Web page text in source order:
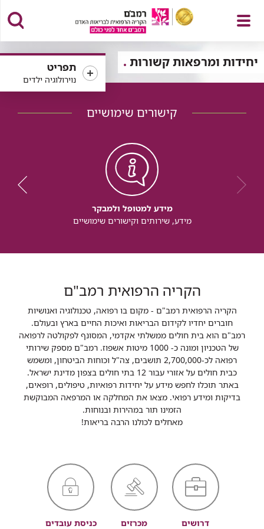
פתח
תפריט
תפריט
נוירולוגיה ילדים
יחידות ומרפאות קשורות
קישורים שימושיים
מידע למטופל ולמבקר
מידע, שירותים וקישורים שימושיים
הקריה הרפואית רמב"ם
הקריה הרפואית רמב"ם - מקום בו רפואה, טכנולוגיה ואנושיות
חוברים יחדיו לקידום הבריאות ואיכות החיים בארץ ובעולם.
רמב"ם הוא בית חולים ממשלתי אקדמי, המסונף לפקולטה לרפואה
של הטכניון ומונה כ- 1000 מיטות אשפוז. רמב"ם מספק שירותי
רפואה לכ-2,700,000 תושבים, צה"ל וכוחות הביטחון, ומשמש
כבית חולים על אזורי עבור 12 בתי חולים בצפון מדינת ישראל.
באתר תוכלו לחפש מידע על יחידות רפואיות, טיפולים, רופאים,
בדיקות ומידע רפואי. מצאו את המחלקה או המרפאה המבוקשת
הזמינו תור במהירות ובנוחות.
מאחלים לכולנו הרבה בריאות!
דרושים מכרזים כניסת עובדים